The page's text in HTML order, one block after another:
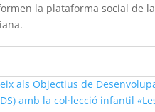
la plataforma social de la